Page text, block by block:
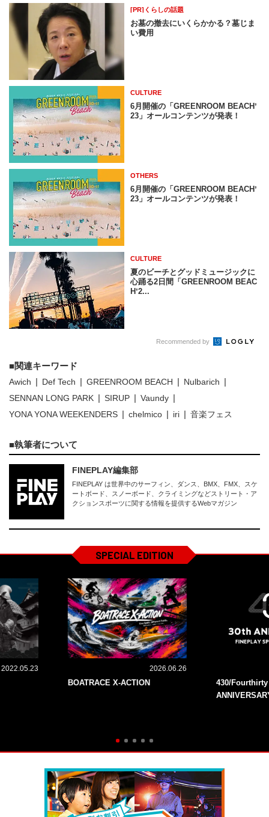
[PR]くらしの話題
お墓の撤去にいくらかかる？墓じま
い費用
CULTURE
6月開催の「GREENROOM BEACHʼ
23」オールコンテンツが発表！
OTHERS
6月開催の「GREENROOM BEACHʼ
23」オールコンテンツが発表！
CULTURE
夏のビーチとグッドミュージックに
心踊る2日間「GREENROOM BEAC
Hʼ2...
Recommended by
関連キーワード
Awich Def Tech GREENROOM BEACH
Nulbarich
SENNAN LONG PARK
SIRUP
Vaundy
YONA YONA WEEKENDERS
chelmico iri 音楽フェス
執筆者について
FINEPLAY編集部
FINEPLAY は世界中のサーフィン、ダンス、BMX、FMX、スケ
ートボード、スノーボード、クライミングなどストリート・ア
クションスポーツに関する情報を提供するWebマガジン
SPECIAL EDITION
2022.05.23 2026.06.26
BOATRACE X-ACTION
430/